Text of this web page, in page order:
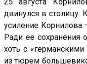
25 августа
двинулся в столицу.
усиление Корнилова
Ради ее сохранения
хоть с
из тюрем